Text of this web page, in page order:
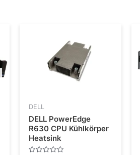
DELL
DELL PowerEdge
R630 CPU Kühlkörper
Heatsink